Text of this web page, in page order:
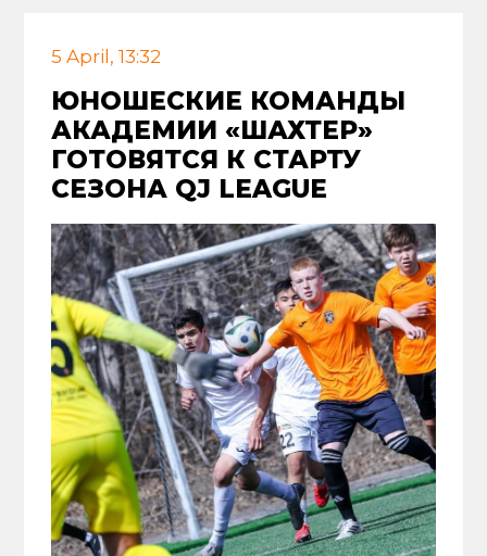
5 April, 13:32
ЮНОШЕСКИЕ КОМАНДЫ
АКАДЕМИИ «ШАХТЕР»
ГОТОВЯТСЯ К СТАРТУ
СЕЗОНА QJ LEAGUE